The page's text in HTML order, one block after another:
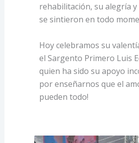
rehabilitación, su alegría
se sintieron en todo
Hoy celebramos su
el Sargento Primero Luis
quien ha sido su apoyo
por enseñarnos que el
pueden todo!